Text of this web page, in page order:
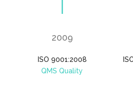
2009
ISO 9001:2008
QMS Quality